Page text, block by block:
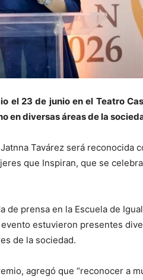
el 23 de junio en el Teatro
en diversas áreas de la
Tavárez será reconocida
que Inspiran, que se
prensa en la Escuela de
estuvieron presentes
de la sociedad.
agregó que “reconocer a